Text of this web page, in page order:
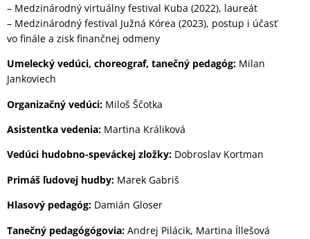
– Medzinárodný virtuálny festival Kuba (2022), laureát
– Medzinárodný festival Južná Kórea (2023), postup i účasť
vo finále a zisk finančnej odmeny
Umelecký vedúci, choreograf, tanečný pedagóg: Milan
Jankoviech
Organizačný vedúci: Miloš Ščotka
Asistentka vedenia: Martina Králiková
Vedúci hudobno-speváckej zložky: Dobroslav Kortman
Primáš ľudovej hudby: Marek Gabriš
Hlasový pedagóg: Damián Gloser
Tanečný pedagógógovia: Andrej Pilácik, Martina Íllešová